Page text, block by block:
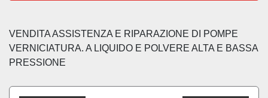
VENDITA ASSISTENZA E RIPARAZIONE DI POMPE
VERNICIATURA. A LIQUIDO E POLVERE ALTA E BASSA
PRESSIONE